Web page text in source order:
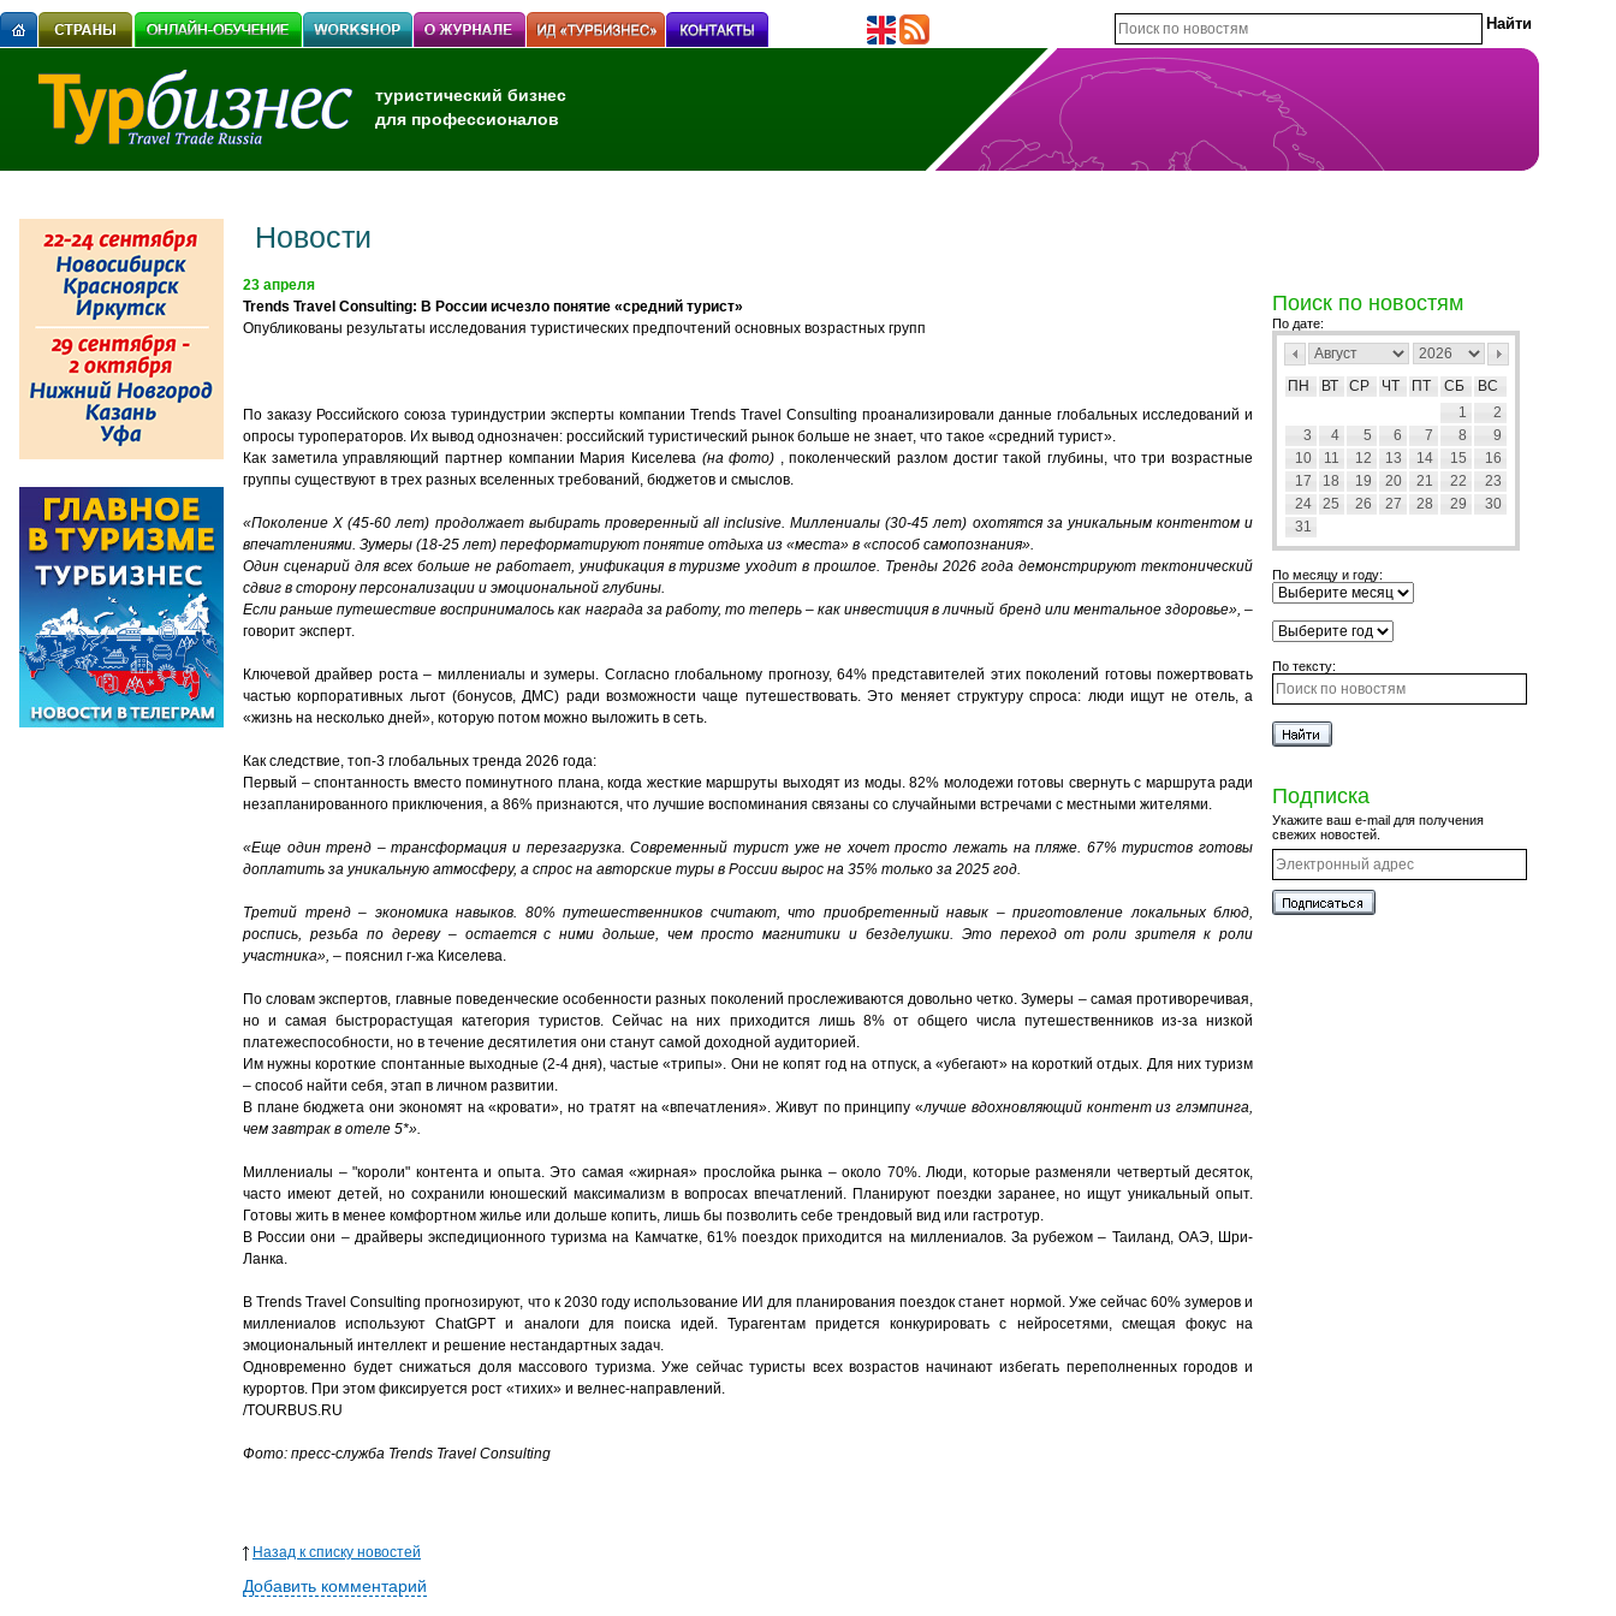
туристический бизнес
для профессионалов
Новости
23 апреля
Trends Travel Consulting: В России исчезло понятие «средний турист»
Опубликованы результаты исследования туристических предпочтений основных возрастных групп
По заказу Российского союза туриндустрии эксперты компании Trends Travel Consulting проанализировали данные глобальных исследований и
опросы туроператоров. Их вывод однозначен: российский туристический рынок больше не знает, что такое «средний турист».
Как заметила управляющий партнер компании Мария Киселева (на фото) , поколенческий разлом достиг такой глубины, что три возрастные
группы существуют в трех разных вселенных требований, бюджетов и смыслов.
«Поколение X (45-60 лет) продолжает выбирать проверенный all inclusive. Миллениалы (30-45 лет) охотятся за уникальным контентом и
впечатлениями. Зумеры (18-25 лет) переформатируют понятие отдыха из «места» в «способ самопознания».
Один сценарий для всех больше не работает, унификация в туризме уходит в прошлое. Тренды 2026 года демонстрируют тектонический
сдвиг в сторону персонализации и эмоциональной глубины.
Если раньше путешествие воспринималось как награда за работу, то теперь – как инвестиция в личный бренд или ментальное здоровье», –
говорит эксперт.
Ключевой драйвер роста – миллениалы и зумеры. Согласно глобальному прогнозу, 64% представителей этих поколений готовы пожертвовать
частью корпоративных льгот (бонусов, ДМС) ради возможности чаще путешествовать. Это меняет структуру спроса: люди ищут не отель, а
«жизнь на несколько дней», которую потом можно выложить в сеть.
Как следствие, топ-3 глобальных тренда 2026 года:
Первый – спонтанность вместо поминутного плана, когда жесткие маршруты выходят из моды. 82% молодежи готовы свернуть с маршрута ради
незапланированного приключения, а 86% признаются, что лучшие воспоминания связаны со случайными встречами с местными жителями.
«Еще один тренд – трансформация и перезагрузка. Современный турист уже не хочет просто лежать на пляже. 67% туристов готовы
доплатить за уникальную атмосферу, а спрос на авторские туры в России вырос на 35% только за 2025 год.
Третий тренд – экономика навыков. 80% путешественников считают, что приобретенный навык – приготовление локальных блюд,
роспись, резьба по дереву – остается с ними дольше, чем просто магнитики и безделушки. Это переход от роли зрителя к роли
участника», – пояснил г-жа Киселева.
По словам экспертов, главные поведенческие особенности разных поколений прослеживаются довольно четко. Зумеры – самая противоречивая,
но и самая быстрорастущая категория туристов. Сейчас на них приходится лишь 8% от общего числа путешественников из-за низкой
платежеспособности, но в течение десятилетия они станут самой доходной аудиторией.
Им нужны короткие спонтанные выходные (2-4 дня), частые «трипы». Они не копят год на отпуск, а «убегают» на короткий отдых. Для них туризм
– способ найти себя, этап в личном развитии.
В плане бюджета они экономят на «кровати», но тратят на «впечатления». Живут по принципу «лучше вдохновляющий контент из глэмпинга,
чем завтрак в отеле 5*».
Миллениалы – "короли" контента и опыта. Это самая «жирная» прослойка рынка – около 70%. Люди, которые разменяли четвертый десяток,
часто имеют детей, но сохранили юношеский максимализм в вопросах впечатлений. Планируют поездки заранее, но ищут уникальный опыт.
Готовы жить в менее комфортном жилье или дольше копить, лишь бы позволить себе трендовый вид или гастротур.
В России они – драйверы экспедиционного туризма на Камчатке, 61% поездок приходится на миллениалов. За рубежом – Таиланд, ОАЭ, Шри-
Ланка.
В Trends Travel Consulting прогнозируют, что к 2030 году использование ИИ для планирования поездок станет нормой. Уже сейчас 60% зумеров и
миллениалов используют ChatGPT и аналоги для поиска идей. Турагентам придется конкурировать с нейросетями, смещая фокус на
эмоциональный интеллект и решение нестандартных задач.
Одновременно будет снижаться доля массового туризма. Уже сейчас туристы всех возрастов начинают избегать переполненных городов и
курортов. При этом фиксируется рост «тихих» и велнес-направлений.
/TOURBUS.RU
Фото: пресс-служба Trends Travel Consulting
Назад к списку новостей
Добавить комментарий
Поиск по новостям
По дате:
ПН ВТ СР ЧТ ПТ СБ
ВС
1
2
3
4 5 6 7 8
9
10
11 12 13 14 15
16
17
18 19 20 21 22
23
24
25 26 27 28 29
30
31
По месяцу и году:
По тексту:
Подписка
Укажите ваш e-mail для получения
свежих новостей.